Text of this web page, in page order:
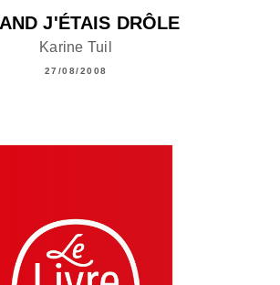
J'ÉTAIS DRÔLE
Karine Tuil
27/08/2008